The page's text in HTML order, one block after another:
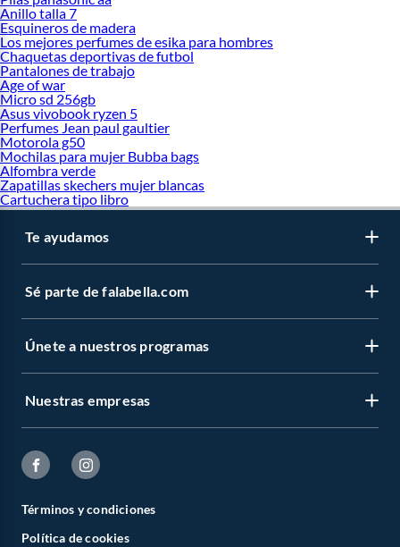
Anillo talla 7
Esquineros de madera
Los mejores perfumes de esika para hombres
Chaquetas deportivas de futbol
Pantalones de trabajo
Age of war
Micro sd 256gb
Asus vivobook ryzen 5
Perfumes Jean paul gaultier
Motorola g50
Mochilas para mujer Bubba bags
Alfombra verde
Zapatillas skechers mujer blancas
Cartuchera tipo libro
Te ayudamos
Sé parte de falabella.com
Únete a nuestros programas
Nuestras empresas
Términos y condiciones
Política de cookies